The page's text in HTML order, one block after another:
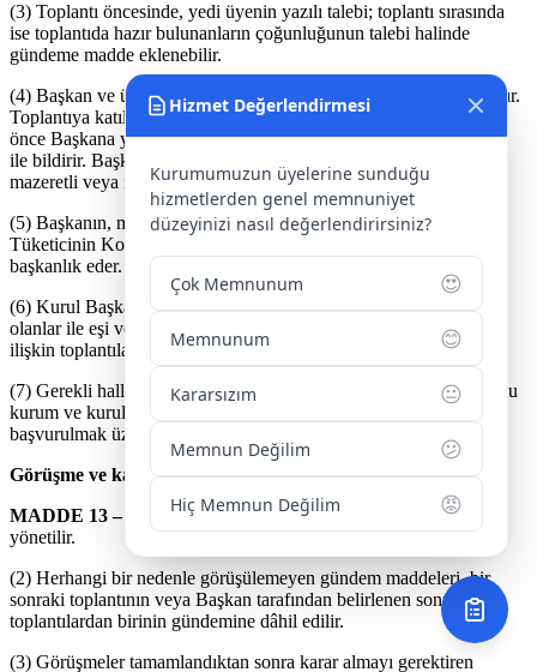
(3) Toplantı öncesinde, yedi üyenin yazılı talebi; toplantı sırasında
ise toplantıda hazır bulunanların çoğunluğunun talebi halinde
gündeme madde eklenebilir.
(4) Başkan ve üyelerin toplantılara düzenli olarak katılmaları esastır.
Toplantıya katılamayacak üyeler, geçerli mazeretlerini toplantıdan
önce Başkana yazılı olarak veya elektronik posta ya da kısa mesaj
ile bildirir. Başkan tarafından toplantıya çağrılmaları durumunda
mazeretli veya izinli üyelerin toplantıya katılmaları zorunludur.
(5) Başkanın, mazereti nedeniyle katılamadığı toplantılara
Tüketicinin Korunması ve Piyasa Gözetimi Genel Müdürü
başkanlık eder.
(6) Kurul Başkanı ve üyeleri; kendilerine, üstsoy ve altsoyundan
olanlar ile eşi ve üçüncü dereceye kadar kan ve kayın hısımlarına
ilişkin toplantılara katılamazlar.
(7) Gerekli hallerde kurul üyeleri dışında kalan gerçek kişiler, kamu
kurum ve kuruluşları ile tüzel kişilerin temsilcileri bilgilerine
başvurulmak üzere toplantılara davet edilebilir.
Görüşme ve karar
MADDE 13 –(1) Görüşme ve oylama süreci Başkan tarafından
yönetilir.
(2) Herhangi bir nedenle görüşülemeyen gündem maddeleri, bir
sonraki toplantının veya Başkan tarafından belirlenen sonraki
toplantılardan birinin gündemine dâhil edilir.
(3) Görüşmeler tamamlandıktan sonra karar almayı gerektiren
Hizmet Değerlendirmesi
Kurumumuzun üyelerine sunduğu
hizmetlerden genel memnuniyet
düzeyinizi nasıl değerlendirirsiniz?
Çok Memnunum 😍
Memnunum 😊
Kararsızım 😐
Memnun Değilim 😕
Hiç Memnun Değilim 😡